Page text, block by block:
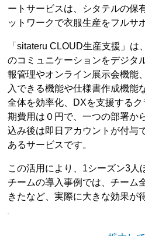
ートサービスは、シタテルの保
ットワークで衣服生産をフルサ
「sitateru CLOUD生産支援」は
のコミュニケーションをデジタ
報管理やオンライン展示会機能
入できる機能や仕様書作成機能
全体を効率化、DXを支援する
期費用は０円で、一つの部署か
込み後は即日アカウントが付与
あるサービスです。
この活用により、1シーズン3人
チームの導入事例では、チーム
きたなど、実際に大きな効果が